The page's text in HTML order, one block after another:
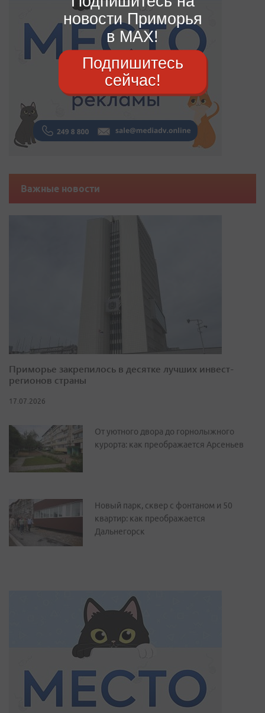
Важные новости
Приморье закрепилось в десятке лучших инвест-
регионов страны
17.07.2026
От уютного двора до горнолыжного
курорта: как преображается Арсеньев
Новый парк, сквер с фонтаном и 50
квартир: как преображается
Дальнегорск
новости Приморья
в MAX!
Подпишитесь
сейчас!